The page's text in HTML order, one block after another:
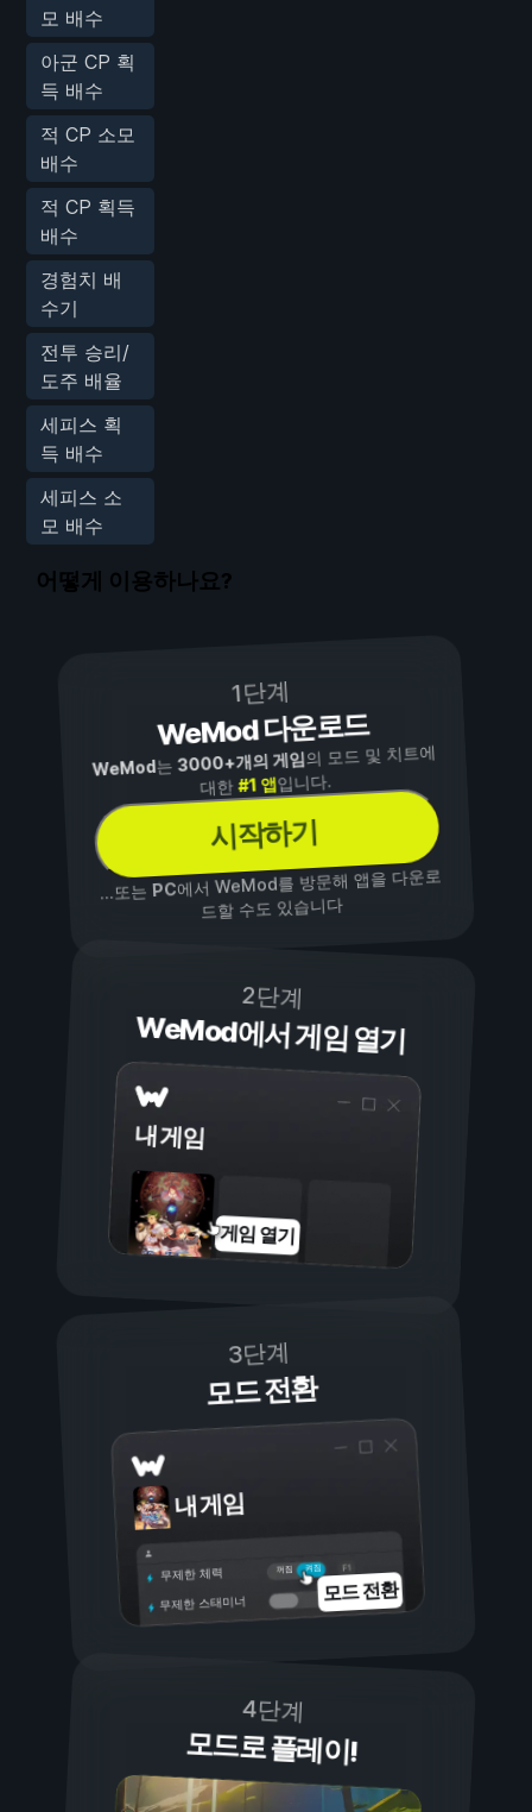
모 배수
아군 CP 획
득 배수
적 CP 소모
배수
적 CP 획득
배수
경험치 배
수기
전투 승리/
도주 배율
세피스 획
득 배수
세피스 소
모 배수
어떻게 이용하나요?
1단계
WeMod 다운로드
WeMod는3000+개의 게임의 모드 및 치트에
대한#1 앱입니다.
시작하기
...또는PC에서 WeMod를 방문해 앱을 다운로
드할 수도 있습니다
2단계
WeMod에서 게임 열기
내 게임
게임 열기
3단계
모드 전환
내 게임
켜짐
꺼짐
무제한 체력
무제한 스태미너 모드 전환
4단계
모드로 플레이!